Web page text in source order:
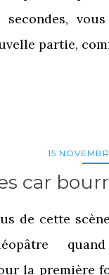
secondes,
partie,
15
car
de cette
la première